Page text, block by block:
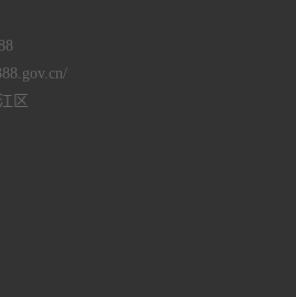
区